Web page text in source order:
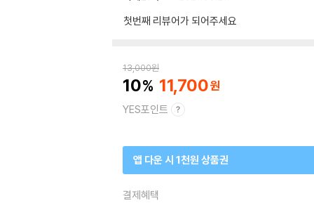
첫번째 리뷰어가 되어주세요
13,000원
10 11,700
YES포인트
앱 다운 시 1천원 상품권
결제혜택